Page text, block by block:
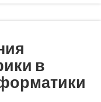
в